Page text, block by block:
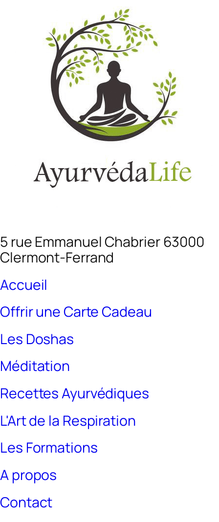
5 rue Emmanuel Chabrier 63000
Clermont-Ferrand
Accueil
Offrir une Carte Cadeau
Les Doshas
Méditation
Recettes Ayurvédiques
L'Art de la Respiration
Les Formations
A propos
Contact